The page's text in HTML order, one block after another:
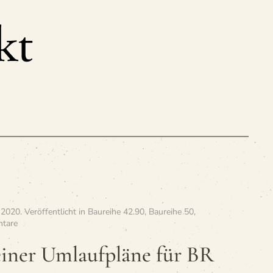
. Veröffentlicht in Baureihe 42.90, Baureihe 50,
zu
lahn­
stei­
Umlauf­pläne für BR